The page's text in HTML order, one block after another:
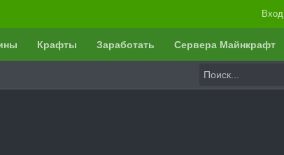
Вход
Крафты Заработать Сервера Майнкрафт